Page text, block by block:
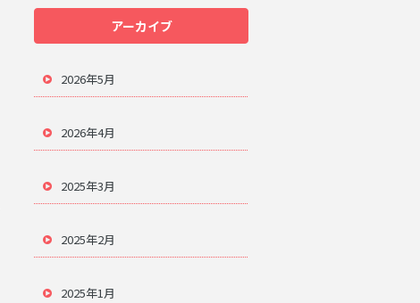
アーカイブ
2026年5月
2026年4月
2025年3月
2025年2月
2025年1月